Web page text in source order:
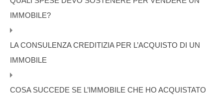
IMMOBILE?
LA CONSULENZA CREDITIZIA PER L’ACQUISTO DI UN
IMMOBILE
COSA SUCCEDE SE L’IMMOBILE CHE HO ACQUISTATO